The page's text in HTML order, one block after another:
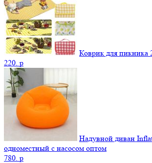
Коврик для пикника
220. p
Надувной диван
одноместный с насосом оптом
780. p